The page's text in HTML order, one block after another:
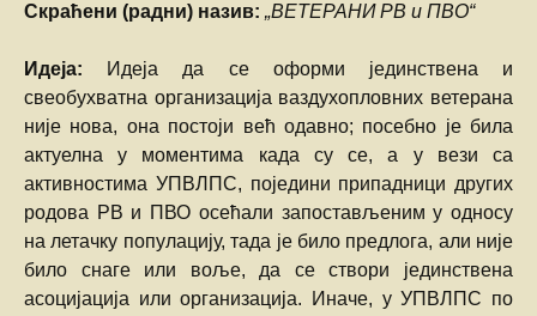
Скраћени (радни) назив: „ВЕТЕРАНИ РВ и ПВО“
Идеја:
Идеја да се оформи јединствена и
свеобухватна oрганизација ваздухоплoвних ветерана
није нова, она постоји већ одавно; посебно је била
актуелна у моментима када су се, а у вези са
активностима УПВЛПС, поједини припадници других
родова РВ и ПВО осећали запостављеним у односу
на летачку популацију, тада је било предлога, али није
било снаге или воље, да се створи јединствена
асоцијација или организација. Иначе, у УПВЛПС по